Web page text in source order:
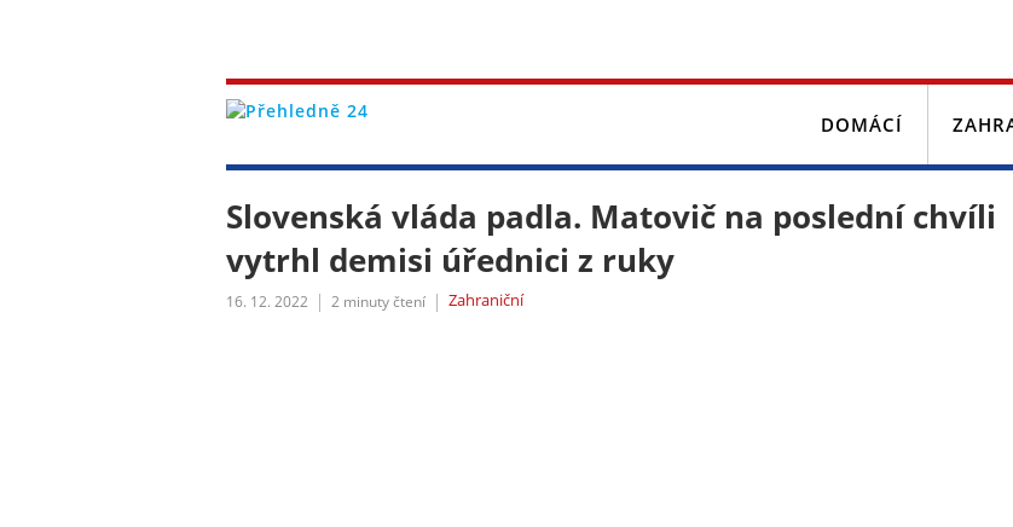
DOMÁCÍ
Slovenská vláda padla. Matovič na poslední chvíli
vytrhl demisi úřednici z ruky
16. 12. 2022 2 minuty čtení Zahraniční